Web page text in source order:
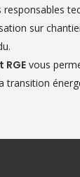
responsables
sur
vous
transition